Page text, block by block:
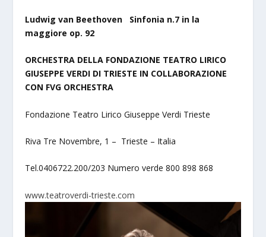
Ludwig van Beethoven Sinfonia n.7 in la
maggiore op. 92
ORCHESTRA DELLA FONDAZIONE TEATRO LIRICO
GIUSEPPE VERDI DI TRIESTE IN COLLABORAZIONE
CON FVG ORCHESTRA
Fondazione Teatro Lirico Giuseppe Verdi Trieste
Riva Tre Novembre, 1 – Trieste – Italia
Tel.0406722.200/203 Numero verde 800 898 868
www.teatroverdi-trieste.com